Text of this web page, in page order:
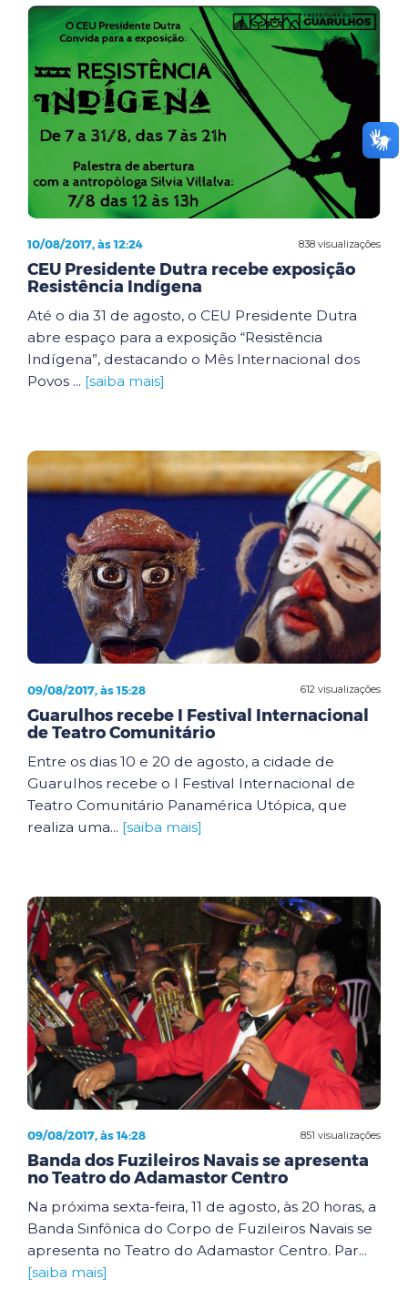
838 visualizações
10/08/2017, às 12:24
CEU Presidente Dutra recebe exposição
Resistência Indígena
Até o dia 31 de agosto, o CEU Presidente Dutra
abre espaço para a exposição “Resistência
Indígena”, destacando o Mês Internacional dos
Povos ... [saiba mais]
612 visualizações
09/08/2017, às 15:28
Guarulhos recebe I Festival Internacional
de Teatro Comunitário
Entre os dias 10 e 20 de agosto, a cidade de
Guarulhos recebe o I Festival Internacional de
Teatro Comunitário Panamérica Utópica, que
realiza uma... [saiba mais]
851 visualizações
09/08/2017, às 14:28
Banda dos Fuzileiros Navais se apresenta
no Teatro do Adamastor Centro
Na próxima sexta-feira, 11 de agosto, às 20 horas, a
Banda Sinfônica do Corpo de Fuzileiros Navais se
apresenta no Teatro do Adamastor Centro. Par...
[saiba mais]